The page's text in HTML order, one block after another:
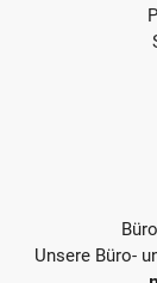
Unsere Büro-